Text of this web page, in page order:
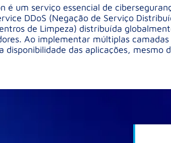
é um serviço essencial de
DDoS (Negação de Serviço
de Limpeza) distribuída
Ao implementar múltiplas
a disponibilidade das aplicações, mesmo